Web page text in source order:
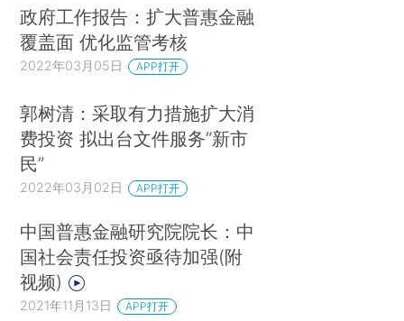
政府工作报告：扩大普惠金融
覆盖面 优化监管考核
2022年03月05日 APP打开
郭树清：采取有力措施扩大消
费投资 拟出台文件服务“新市
民”
2022年03月02日 APP打开
中国普惠金融研究院院长：中
国社会责任投资亟待加强(附
视频)
2021年11月13日 APP打开